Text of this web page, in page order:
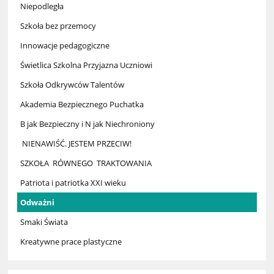
Niepodległa
Szkoła bez przemocy
Innowacje pedagogiczne
Świetlica Szkolna Przyjazna Uczniowi
Szkoła Odkrywców Talentów
Akademia Bezpiecznego Puchatka
B jak Bezpieczny i N jak Niechroniony
NIENAWIŚĆ. JESTEM PRZECIW!
SZKOŁA RÓWNEGO TRAKTOWANIA
Patriota i patriotka XXI wieku
Odważni
Smaki Świata
Kreatywne prace plastyczne